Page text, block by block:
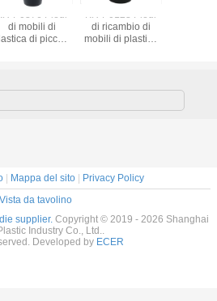
P0376 Piedi
di mobili di
di piccole
abitativa
KR-P0123 Piedi
di ricambio di
mobili di plastica
| Mappa del sito| Privacy Policy
Vista da tavolino
supplier. Copyright © 2019 - 2026 Shanghai
Industry Co., Ltd..
Developed by ECER